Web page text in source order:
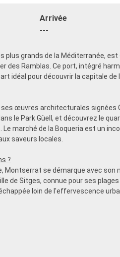
SPORT ET
-
Broadway
- Espace
-
- Salle de
- Activités
adultes,
- Activités
SERVICES
-
Arrivée
---
plus grands de la Méditerranée, est
des Ramblas. Ce port, intégré
idéal pour découvrir la capitale de
œuvres architecturales signées
le Park Güell, et découvrez le
marché de la Boqueria est un
saveurs locales.
?
Montserrat se démarque avec son
de Sitges, connue pour ses
loin de l'effervescence